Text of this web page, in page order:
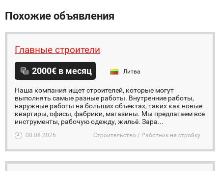
Похожие объявления
Главные строители
2000€ в месяц Литва
Наша компания ищет строителей, которые могут
выполнять самые разные работы. Внутренние работы,
наружные работы на больших объектах, таких как новые
квартиры, офисы, фабрики, магазины. Мы предлагаем все
инструменты, рабочую одежду, жильё. Зара...
08.08.2026 Строительство / Работник на стройку